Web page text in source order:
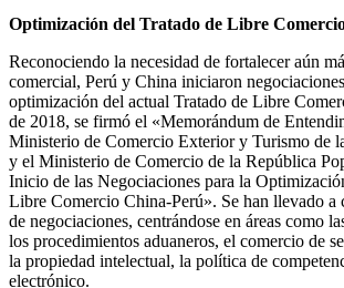
Optimización del Tratado de Libre
Reconociendo la necesidad de fortalecer aún
comercial, Perú y China iniciaron
optimización del actual Tratado de Libre
de 2018, se firmó el «Memorándum de
Ministerio de Comercio Exterior y Turismo de
y el Ministerio de Comercio de la República
Inicio de las Negociaciones para la
Libre Comercio China-Perú». Se han llevado a
de negociaciones, centrándose en áreas como
los procedimientos aduaneros, el comercio de
la propiedad intelectual, la política de
electrónico.